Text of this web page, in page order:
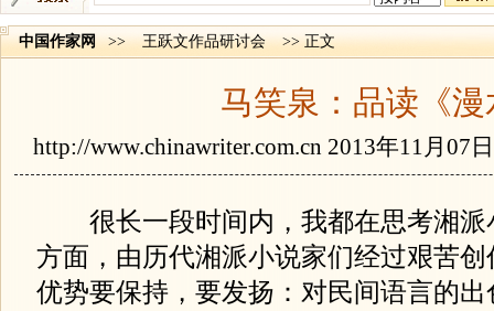
中国作家网 >> 王跃文作品研讨会 >> 正文
马笑泉：品读《漫
http://www.chinawriter.com.cn 2013年11月07
很长一段时间内，我都在思考湘派
方面，由历代湘派小说家们经过艰苦
优势要保持，要发扬：对民间语言的